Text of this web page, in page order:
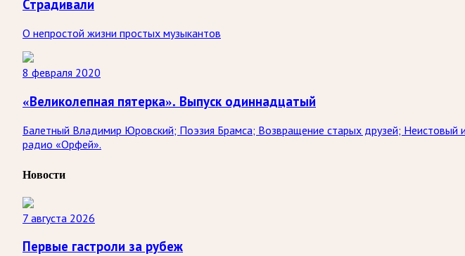
Страдивали
О непростой жизни простых музыкантов
8 февраля 2020
«Великолепная пятерка». Выпуск одиннадцатый
Балетный Владимир Юровский; Поэзия Брамса; Возвращение старых друзей;
радио «Орфей».
Новости
7 августа 2026
Первые гастроли за рубеж